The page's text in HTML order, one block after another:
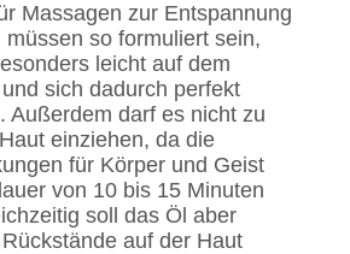
Massagen zur Entspannung
müssen so formuliert sein,
leicht auf dem
sich dadurch perfekt
Außerdem darf es nicht zu
einziehen, da die
für Körper und Geist
von 10 bis 15 Minuten
soll das Öl aber
auf der Haut